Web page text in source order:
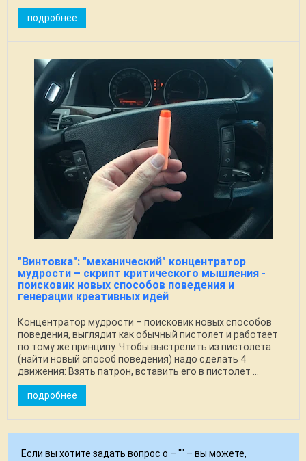
подробнее
"Винтовка": "механический" концентратор
мудрости – скрипт критического мышления -
поисковик новых способов поведения и
генерации креативных идей
Концентратор мудрости – поисковик новых способов
поведения, выглядит как обычный пистолет и работает
по тому же принципу. Чтобы выстрелить из пистолета
(найти новый способ поведения) надо сделать 4
движения: Взять патрон, вставить его в пистолет ...
подробнее
Если вы хотите задать вопрос о – "" – вы можете,